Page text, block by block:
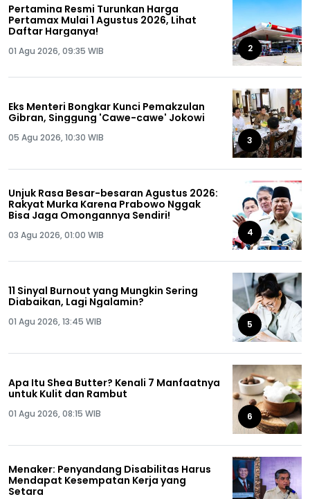
Pertamina Resmi Turunkan Harga
Pertamax Mulai 1 Agustus 2026, Lihat
Daftar Harganya!
01 Agu 2026, 09:35 WIB 2
Eks Menteri Bongkar Kunci Pemakzulan
Gibran, Singgung 'Cawe-cawe' Jokowi
05 Agu 2026, 10:30 WIB 3
Unjuk Rasa Besar-besaran Agustus 2026:
Rakyat Murka Karena Prabowo Nggak
Bisa Jaga Omongannya Sendiri!
03 Agu 2026, 01:00 WIB 4
11 Sinyal Burnout yang Mungkin Sering
Diabaikan, Lagi Ngalamin?
01 Agu 2026, 13:45 WIB 5
Apa Itu Shea Butter? Kenali 7 Manfaatnya
untuk Kulit dan Rambut
01 Agu 2026, 08:15 WIB 6
Menaker: Penyandang Disabilitas Harus
Mendapat Kesempatan Kerja yang
Setara